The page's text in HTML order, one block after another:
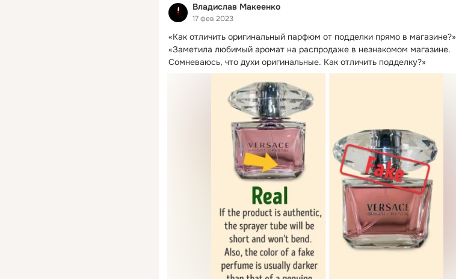
Владислав Макеенко
17 фев 2023
«Как отличить оригинальный парфюм от подделки прямо в магазине?»
«Заметила любимый аромат на распродаже в незнакомом магазине.
Сомневаюсь, что духи оригинальные. Как отличить подделку?»